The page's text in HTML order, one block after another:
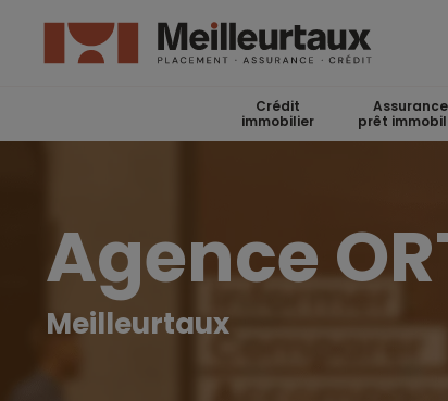
Crédit
immobilier
Assurance
prêt
Agence
Meilleurtaux